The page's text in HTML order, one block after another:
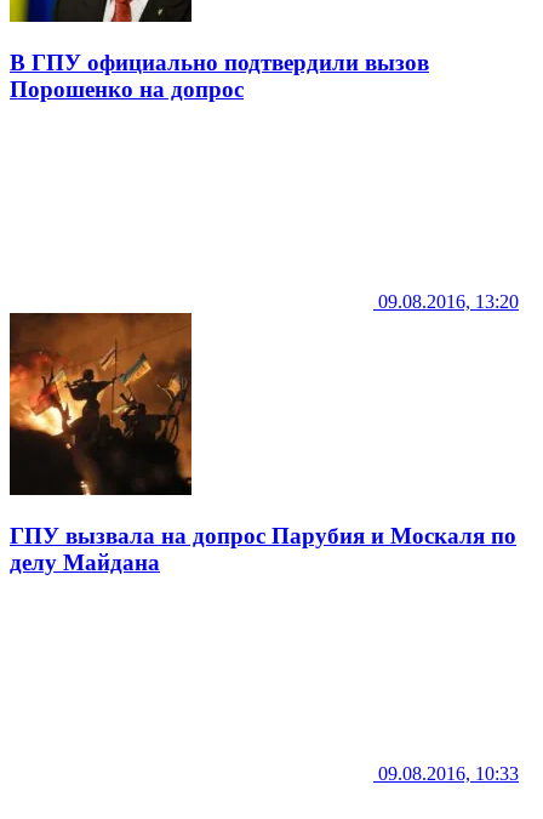
В ГПУ официально подтвердили вызов
Порошенко на допрос
09.08.2016, 13:20
ГПУ вызвала на допрос Парубия и Москаля по
делу Майдана
09.08.2016, 10:33